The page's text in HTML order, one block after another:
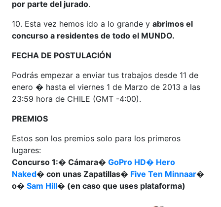
por parte del jurado.
10. Esta vez hemos ido a lo grande y abrimos el
concurso a residentes de todo el MUNDO.
FECHA DE POSTULACIÓN
Podrás empezar a enviar tus trabajos desde 11 de
enero � hasta el viernes 1 de Marzo de 2013 a las
23:59 hora de CHILE (GMT -4:00).
PREMIOS
Estos son los premios solo para los primeros
lugares:
Concurso 1:� Cámara� GoPro HD� Hero
Naked� con unas Zapatillas� Five Ten Minnaar�
o� Sam Hill� (en caso que uses plataforma)